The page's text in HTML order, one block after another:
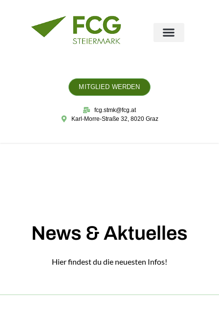
MITGLIED WERDEN
fcg.stmk@fcg.at
Karl-Morre-Straße 32, 8020 Graz
News & Aktuelles
Hier findest du die neuesten Infos!